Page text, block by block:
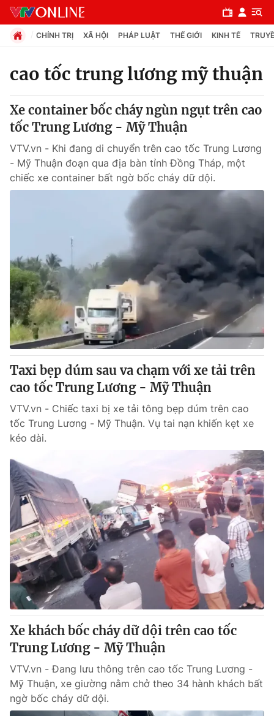
Chuyên mục
Chính trị
Xã hội
Pháp luật
Thế giới
Tin tức
Thế giới đó đây
Câu chuyện quốc tế
Kinh tế
Tài chính
Thị trường
Góc doanh nghiệp
Dữ liệu và đời sống
Truyền hình
Hậu trường
Nhân vật
Khán giả
Giải sao mai
Giải trí
Điện ảnh
Âm nhạc
Sao
Đời sống
Du lịch
Làm đẹp
Chất lượng cuộc sống
Giáo dục
Tuyển sinh
Học trực tuyến
Công nghệ
Hitech Công nghệ tương lai
Sản phẩm
Thị trường
Tư vấn
Giao lưu trực tuyến
Lịch phát sóng
Chuyên mục khác
Emagazine Podcast
Photo Infographic
CHÍNH TRỊ XÃ HỘI PHÁP LUẬT THẾ GIỚI KINH TẾ
cao tốc trung lương mỹ thuận
Xe container bốc cháy ngùn ngụt trên cao
tốc Trung Lương - Mỹ Thuận
VTV.vn - Khi đang di chuyển trên cao tốc Trung Lương
- Mỹ Thuận đoạn qua địa bàn tỉnh Đồng Tháp, một
chiếc xe container bất ngờ bốc cháy dữ dội.
Taxi bẹp dúm sau va chạm với xe tải trên
cao tốc Trung Lương - Mỹ Thuận
VTV.vn - Chiếc taxi bị xe tải tông bẹp dúm trên cao
tốc Trung Lương - Mỹ Thuận. Vụ tai nạn khiến kẹt xe
kéo dài.
Xe khách bốc cháy dữ dội trên cao tốc
Trung Lương - Mỹ Thuận
VTV.vn - Đang lưu thông trên cao tốc Trung Lương -
Mỹ Thuận, xe giường nằm chở theo 34 hành khách bất
ngờ bốc cháy dữ dội.